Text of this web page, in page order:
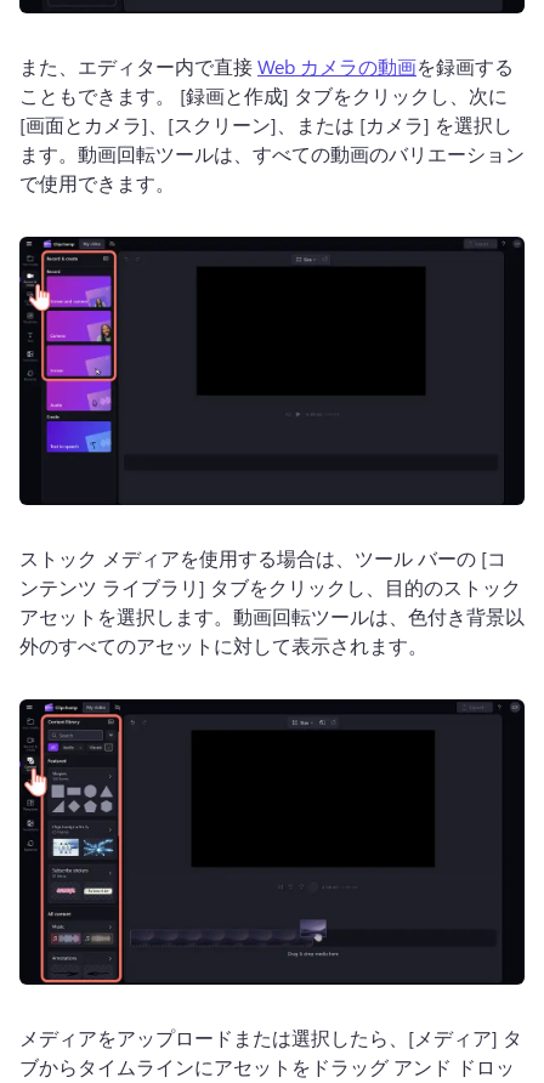
また、エディター内で直接 Web カメラの動画を録画する
こともできます。 [録画と作成] タブをクリックし、次に
[画面とカメラ]、[スクリーン]、または [カメラ] を選択し
ます。 動画回転ツールは、すべての動画のバリエーション
で使用できます。
ストック メディアを使用する場合は、ツール バーの [コ
ンテンツ ライブラリ] タブをクリックし、目的のストック
アセットを選択します。 動画回転ツールは、色付き背景以
外のすべてのアセットに対して表示されます。
メディアをアップロードまたは選択したら、[メディア] タ
ブからタイムラインにアセットをドラッグ アンド ドロッ